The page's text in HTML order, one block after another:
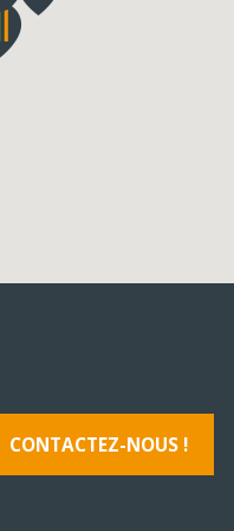
CONTACTEZ-NOUS !